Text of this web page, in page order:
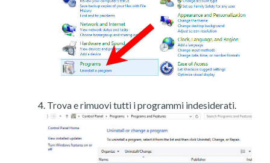
Trova e rimuovi tutti i programmi indesiderati.